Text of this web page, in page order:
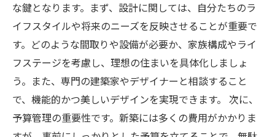
な鍵となります。まず、設計に関しては、自分たちのラ
イフスタイルや将来のニーズを反映させることが重要で
す。どのような間取りや設備が必要か、家族構成やライ
フステージを考慮し、理想の住まいを具体化しましょ
う。また、専門の建築家やデザイナーと相談すること
で、機能的かつ美しいデザインを実現できます。 次に、
予算管理の重要性です。新築には多くの費用がかかりま